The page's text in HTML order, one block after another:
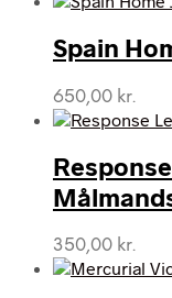
Spain
650,00 kr.
350,00 kr.